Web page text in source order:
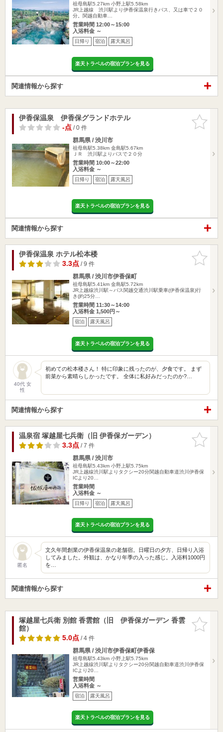
祖母島駅5.27km 小野上駅5.58km
JR上越線 渋川駅より伊香保温泉行きバス、又は車で２０
分。関越自動車…
営業時間 12:00～15:00
入浴料金 ～
日帰り 宿泊 露天風呂
楽天トラベルの宿泊プランを見る
関連情報から探す
お気に入
りに追加
伊香保温泉 伊香保グランドホテル
-点/ 0 件
群馬県 / 渋川市
祖母島駅5.38km 金島駅5.67km
ＪＲ 渋川駅よりバスで２０分
営業時間 10:00～22:00
入浴料金 ～
日帰り 宿泊 露天風呂
楽天トラベルの宿泊プランを見る
関連情報から探す
お気に入
りに追加
伊香保温泉 ホテル松本楼
3.3点/ 9 件
群馬県 / 渋川市伊香保町
祖母島駅5.41km 金島駅5.72km
JR上越線渋川駅～バス関越交通渋川駅乗車(伊香保温泉)行
き(約25分…
営業時間 11:30～14:00
入浴料金 1,500円～
宿泊 露天風呂
楽天トラベルの宿泊プランを見る
40代 女
性
初めての松本楼さん！ 特に印象に残ったのが、夕食です。 まず
前菜から素晴らしかったです。 全体に私好みだったのか?…
関連情報から探す
お気に入
りに追加
温泉宿 塚越屋七兵衛（旧 伊香保ガーデン）
3.3点/ 7 件
群馬県 / 渋川市
祖母島駅5.43km 小野上駅5.75km
JR上越線渋川駅よりタクシー20分関越自動車道渋川伊香保
ICより20…
営業時間
入浴料金 ～
日帰り 宿泊 露天風呂
楽天トラベルの宿泊プランを見る
匿名
文久年間創業の伊香保温泉の老舗宿。日曜日の夕方、日帰り入浴
してみました。外観は、かなり年季の入った感じ。入浴料1000円
を…
関連情報から探す
お気に入
りに追加
塚越屋七兵衛 別館 香雲館（旧 伊香保ガーデン 香雲
館）
5.0点/ 4 件
群馬県 / 渋川市伊香保町伊香保
祖母島駅5.43km 小野上駅5.75km
JR上越線渋川駅よりタクシー20分関越自動車道渋川伊香保
ICより20…
営業時間
入浴料金 ～
宿泊 露天風呂
楽天トラベルの宿泊プランを見る